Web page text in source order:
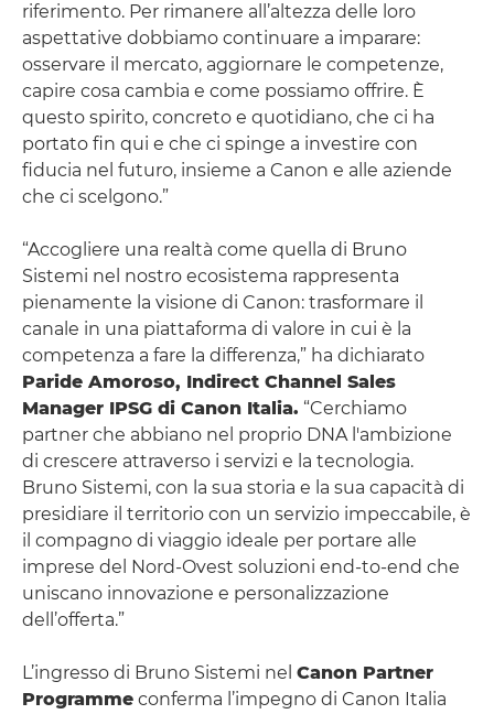
riferimento. Per rimanere all’altezza delle loro
aspettative dobbiamo continuare a imparare:
osservare il mercato, aggiornare le competenze,
capire cosa cambia e come possiamo offrire. È
questo spirito, concreto e quotidiano, che ci ha
portato fin qui e che ci spinge a investire con
fiducia nel futuro, insieme a Canon e alle aziende
che ci scelgono.”
“Accogliere una realtà come quella di Bruno
Sistemi nel nostro ecosistema rappresenta
pienamente la visione di Canon: trasformare il
canale in una piattaforma di valore in cui è la
competenza a fare la differenza,” ha dichiarato
Paride Amoroso, Indirect Channel Sales
Manager IPSG di Canon Italia. “Cerchiamo
partner che abbiano nel proprio DNA l'ambizione
di crescere attraverso i servizi e la tecnologia.
Bruno Sistemi, con la sua storia e la sua capacità di
presidiare il territorio con un servizio impeccabile, è
il compagno di viaggio ideale per portare alle
imprese del Nord-Ovest soluzioni end-to-end che
uniscano innovazione e personalizzazione
dell’offerta.”
L’ingresso di Bruno Sistemi nel Canon Partner
Programme conferma l’impegno di Canon Italia